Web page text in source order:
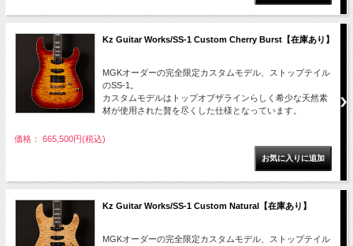
Kz Guitar Works/SS-1 Custom Cherry Burst【在庫あり】
MGKオーダーの完全限定カスタムモデル、ストップテイル
のSS-1。
カスタムモデルはトップオブザラインらしく希少な天然素
材が使用された贅を尽くした仕様となっています。
価格： 665,500円(税込)
Kz Guitar Works/SS-1 Custom Natural【在庫あり】
MGKオーダーの完全限定カスタムモデル、ストップテイル